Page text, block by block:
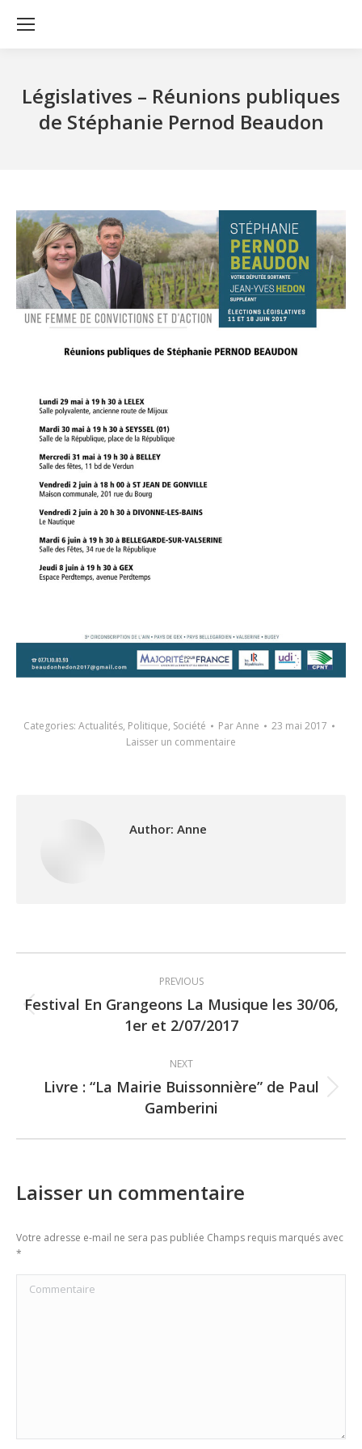
Législatives – Réunions publiques
de Stéphanie Pernod Beaudon
Categories: Actualités, Politique, Société ParAnne
23 mai 2017
Laisser un commentaire
Author: Anne
navigation
PREVIOUS
Previous
post:
Festival En Grangeons La Musique les 30/06,
1er et 2/07/2017
NEXT
Next
post:
Livre : “La Mairie Buissonnière” de Paul
Gamberini
Laisser un commentaire
Votre adresse e-mail ne sera pas publiée Champs requis marqués avec
*
Commentaire